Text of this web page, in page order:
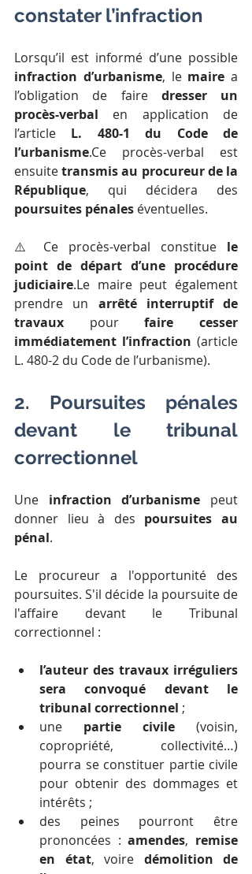
constater l’infraction
infraction d’urbanisme, le maire a
l’obligation de faire dresser un
procès-verbal en application de
l’article L. 480-1 du Code de
l’urbanisme.Ce procès-verbal est
ensuite transmis au procureur de la
République
poursuites pénales éventuelles.
⚠️ Ce procès-verbal constitue le
point de départ d’une procédure
judiciaire.Le maire peut également
prendre un arrêté interruptif de
travaux pour faire cesser
immédiatement l’infraction (article
L. 480-2 du Code de l’urbanisme).
2. Poursuites pénales
devant le tribunal
correctionnel
Une infraction d’urbanisme peut
donner lieu à des poursuites au
pénal.
Le procureur a l'opportunité des
poursuites. S'il décide la poursuite de
l'affaire devant le Tribunal
correctionnel :
l’auteur des travaux irréguliers
sera convoqué devant le
tribunal correctionnel ;
une partie civile (voisin,
copropriété, collectivité…)
pourra se constituer partie civile
pour obtenir des dommages et
intérêts ;
des peines pourront être
prononcées : amendes, remise
en état, voire démolition de